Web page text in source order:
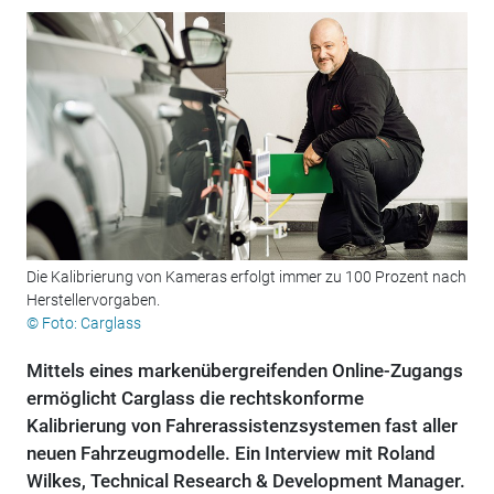
Die Kalibrierung von Kameras erfolgt immer zu 100 Prozent nach
Herstellervorgaben.
© Foto: Carglass
Mittels eines markenübergreifenden Online-Zugangs
ermöglicht Carglass die rechtskonforme
Kalibrierung von Fahrerassistenzsystemen fast aller
neuen Fahrzeugmodelle. Ein Interview mit Roland
Wilkes, Technical Research & Development Manager.